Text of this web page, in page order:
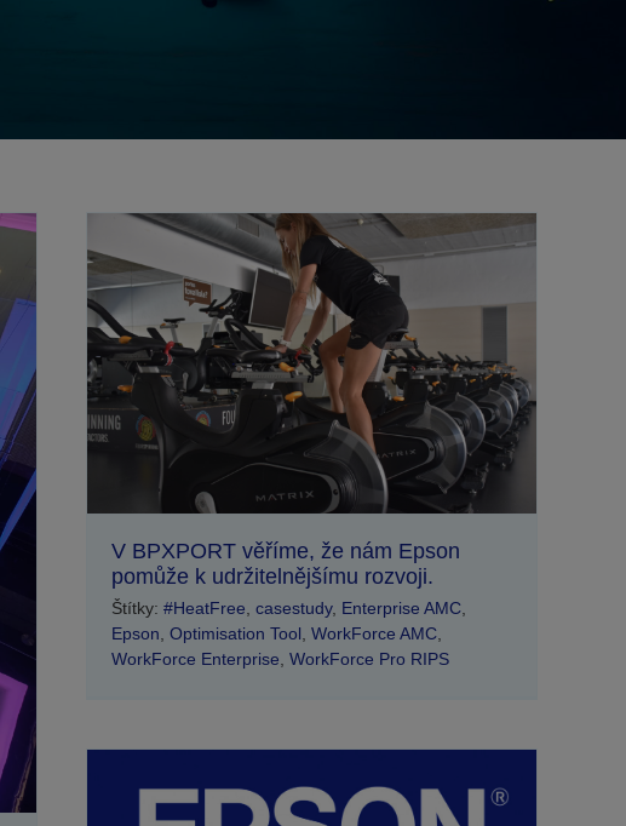
V BPXPORT věříme, že nám Epson
pomůže k udržitelnějšímu rozvoji.
Štítky: #HeatFree casestudy, Enterprise AMC
Epson Optimisation Tool WorkForce AMC
WorkForce Enterprise WorkForce Pro RIPS